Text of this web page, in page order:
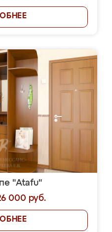
"Atafu"
000 руб.